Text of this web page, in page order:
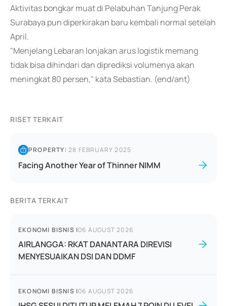
Aktivitas bongkar muat di Pelabuhan Tanjung Perak
Surabaya pun diperkirakan baru kembali normal setelah
April.
"Menjelang Lebaran lonjakan arus logistik memang
tidak bisa dihindari dan diprediksi volumenya akan
meningkat 80 persen," kata Sebastian. (end/ant)
RISET TERKAIT
PROPERTY|28 FEBRUARY 2025
Facing Another Year of Thinner NIMM
BERITA TERKAIT
EKONOMI BISNIS |06 AUGUST 2026
AIRLANGGA: RKAT DANANTARA DIREVISI
MENYESUAIKAN DSI DAN DDMF
EKONOMI BISNIS |06 AUGUST 2026